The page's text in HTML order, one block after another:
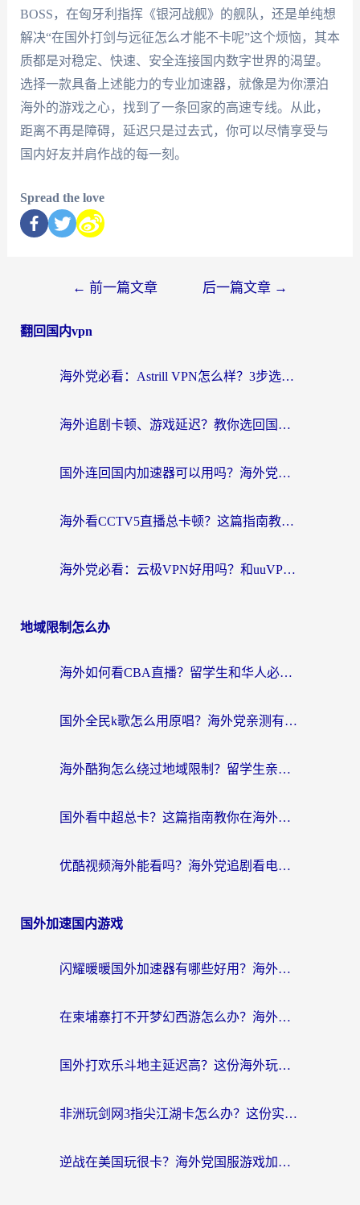
BOSS，在匈牙利指挥《银河战舰》的舰队，还是单纯想
解决“在国外打剑与远征怎么才能不卡呢”这个烦恼，其本
质都是对稳定、快速、安全连接国内数字世界的渴望。
选择一款具备上述能力的专业加速器，就像是为你漂泊
海外的游戏之心，找到了一条回家的高速专线。从此，
距离不再是障碍，延迟只是过去式，你可以尽情享受与
国内好友并肩作战的每一刻。
Spread the love
← 前一篇文章 后一篇文章 →
翻回国内vpn
海外党必看：Astrill VPN怎么样？3步选对回国加速器实现无缝刷剧玩游戏
海外追剧卡顿、游戏延迟？教你选回国加速器，附免费加速器试用一小时福利
国外连回国内加速器可以用吗？海外党亲测实用指南，解决追剧游戏卡顿难题
海外看CCTV5直播总卡顿？这篇指南教你选对回国加速器，无缝刷国内资源
海外党必看：云极VPN好用吗？和uuVPN对比哪个回国效果更好？附真实体验+避坑指南
地域限制怎么办
海外如何看CBA直播？留学生和华人必看的无卡顿观赛指南
国外全民k歌怎么用原唱？海外党亲测有效的回国加速解决方案
海外酷狗怎么绕过地域限制？留学生亲测有效的回国加速器选择指南
国外看中超总卡？这篇指南教你在海外流畅看体育赛事+中文解说（附避坑技巧）
优酷视频海外能看吗？海外党追剧看电影的终极解决方案来了
国外加速国内游戏
闪耀暖暖国外加速器有哪些好用？海外党亲测的国服游戏加速终极指南
在柬埔寨打不开梦幻西游怎么办？海外玩家国服游戏加速终极指南
国外打欢乐斗地主延迟高？这份海外玩家国服游戏加速指南帮你解决卡顿烦恼
非洲玩剑网3指尖江湖卡怎么办？这份实测有效的国服游戏加速指南请收好
逆战在美国玩很卡？海外党国服游戏加速终极指南（附DNF宝可梦加速技巧）